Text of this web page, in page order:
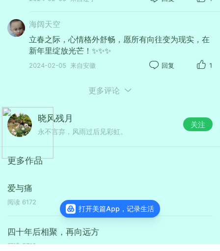
海阔天空
立春之际，心情格外舒畅，愿所有向往变为现实，在
新年里绽放光芒！✨✨✨
2024-02-05 来自安徽 回复 1
更多评论
晓风残月
永不言弃，风雨过后见彩虹。
关注
更多作品
爱与痛
阅读 6172
四十年后相聚，再向远方
阅读 5719
打开美篇App，记录生活